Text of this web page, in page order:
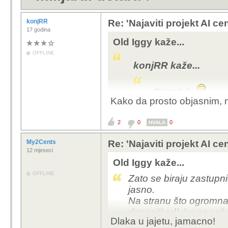
konjRR
17 godina
OFFLINE
Re: 'Najaviti projekt AI
Old Iggy kaže...
konjRR kaže...
Old Iggy kaže...
Davno se to
Kako bi
vladavine,
argument
s prosječnim
No znamo li
Onda srecom sto
Hm?
Kako da prosto objasnim,
2 0 HVALA 0
My2Cents
12 mjeseci
OFFLINE
Re: 'Najaviti projekt AI
Old Iggy kaže...
Zato se biraju
jasno.
Na stranu što
donositi odluke za
Dlaka u jajetu, jamacno!